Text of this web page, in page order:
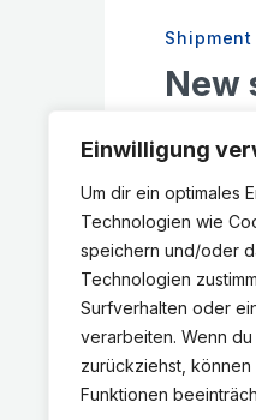
Einwilligung
Um dir ein optimales
Technologien wie
speichern und/oder
Technologien
Surfverhalten oder
verarbeiten. Wenn
zurückziehst, können
Funktionen
New